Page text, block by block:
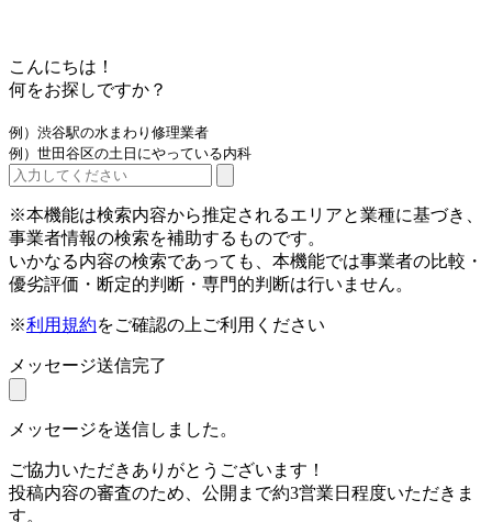
こんにちは！
何をお探しですか？
例）渋谷駅の水まわり修理業者
例）世田谷区の土日にやっている内科
※本機能は検索内容から推定されるエリアと業種に基づき、
事業者情報の検索を補助するものです。
いかなる内容の検索であっても、本機能では事業者の比較・
優劣評価・断定的判断・専門的判断は行いません。
※利用規約をご確認の上ご利用ください
メッセージ送信完了
メッセージを送信しました。
ご協力いただきありがとうございます！
投稿内容の審査のため、公開まで約3営業日程度いただきま
す。